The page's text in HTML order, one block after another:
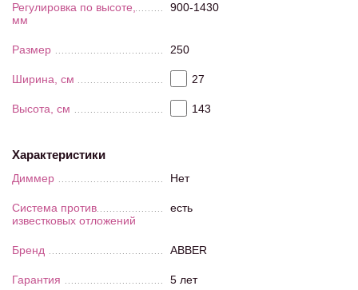
Регулировка по высоте,
мм
900-1430
Размер 250
Ширина, см 27
Высота, см 143
Характеристики
Диммер Нет
Система против
известковых отложений
есть
Бренд ABBER
Гарантия 5 лет